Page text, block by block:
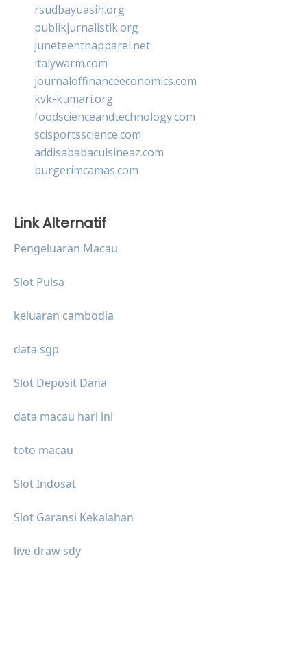
rsudbayuasih.org
publikjurnalistik.org
juneteenthapparel.net
italywarm.com
journaloffinanceeconomics.com
kvk-kumari.org
foodscienceandtechnology.com
scisportsscience.com
addisababacuisineaz.com
burgerimcamas.com
Link Alternatif
Pengeluaran Macau
Slot Pulsa
keluaran cambodia
data sgp
Slot Deposit Dana
data macau hari ini
toto macau
Slot Indosat
Slot Garansi Kekalahan
live draw sdy